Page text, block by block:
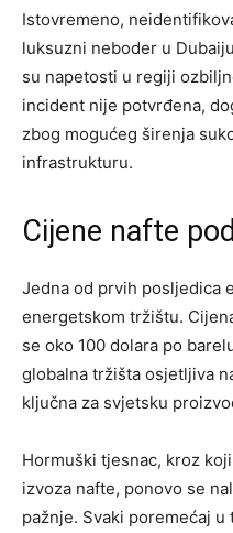
Istovremeno,
luksuzni neboder u
su napetosti u regiji
incident nije potvrđena,
zbog mogućeg širenja
infrastrukturu.
Cijene nafte
Jedna od prvih posljedica
energetskom tržištu.
se oko 100 dolara po
globalna tržišta osjetljiva
ključna za svjetsku
Hormuški tjesnac, kroz
izvoza nafte, ponovo se
pažnje. Svaki poremećaj